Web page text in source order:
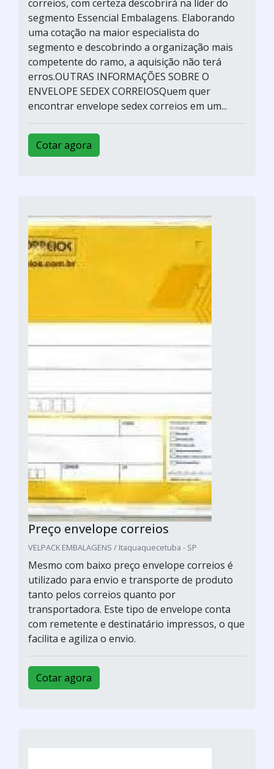
correios, com certeza descobrirá na líder do
segmento Essencial Embalagens. Elaborando
uma cotação na maior especialista do
segmento e descobrindo a organização mais
competente do ramo, a aquisição não terá
erros.OUTRAS INFORMAÇÕES SOBRE O
ENVELOPE SEDEX CORREIOSQuem quer
encontrar envelope sedex correios em um...
Cotar agora
Preço envelope correios
VELPACK EMBALAGENS / Itaquaquecetuba - SP
Mesmo com baixo preço envelope correios é
utilizado para envio e transporte de produto
tanto pelos correios quanto por
transportadora. Este tipo de envelope conta
com remetente e destinatário impressos, o que
facilita e agiliza o envio.
Cotar agora